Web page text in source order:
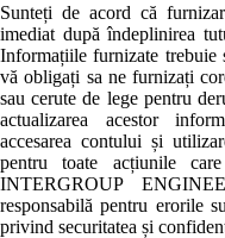
Sunteți de acord că
imediat după îndeplinirea
Informațiile furnizate trebuie
vă obligați sa ne furnizați
sau cerute de lege pentru
actualizarea acestor
accesarea contului și
pentru toate acțiunile
INTERGROUP
responsabilă pentru erorile
privind securitatea și